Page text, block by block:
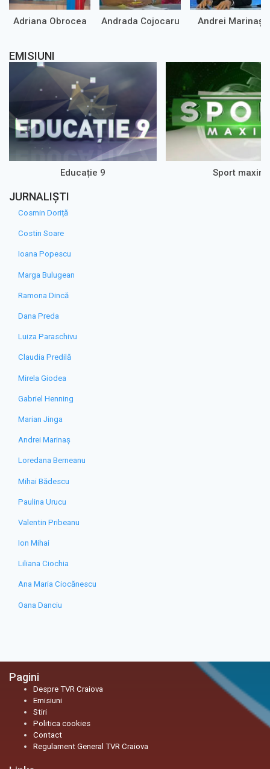
Adriana Obrocea Andrada Cojocaru Andrei Marinaș
EMISIUNI
Educație 9 Sport maxim
JURNALIȘTI
Cosmin Doriță
Costin Soare
Ioana Popescu
Marga Bulugean
Ramona Dincă
Dana Preda
Luiza Paraschivu
Claudia Predilă
Mirela Giodea
Gabriel Henning
Marian Jinga
Andrei Marinaș
Loredana Berneanu
Mihai Bădescu
Paulina Urucu
Valentin Pribeanu
Ion Mihai
Liliana Ciochia
Ana Maria Ciocănescu
Oana Danciu
Pagini
Despre TVR Craiova
Emisiuni
Stiri
Politica cookies
Contact
Regulament General TVR Craiova